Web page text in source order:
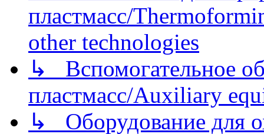
пластмасс/
other technologies
↳ Вспомогательное
пластмасс/Auxiliary
↳ Оборудование для